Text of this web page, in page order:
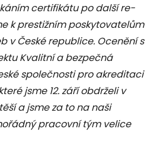
certifikátu po další re-
k prestižním poskytovatelům
v České republice. Ocenění s
Kvalitní a bezpečná
společnosti pro akreditaci
jsme 12. září obdrželi v
a jsme za to na naši
pracovní tým velice